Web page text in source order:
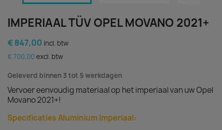
IMPERIAAL TÜV OPEL MOVANO 2021+
€ 847,00 incl. btw
€ 700,00 excl. btw
Geleverd binnen 3 tot 5 werkdagen
Vervoer eenvoudig materiaal op het imperiaal van uw Opel
Movano 2021+!
Specificaties Aluminium Imperiaal: